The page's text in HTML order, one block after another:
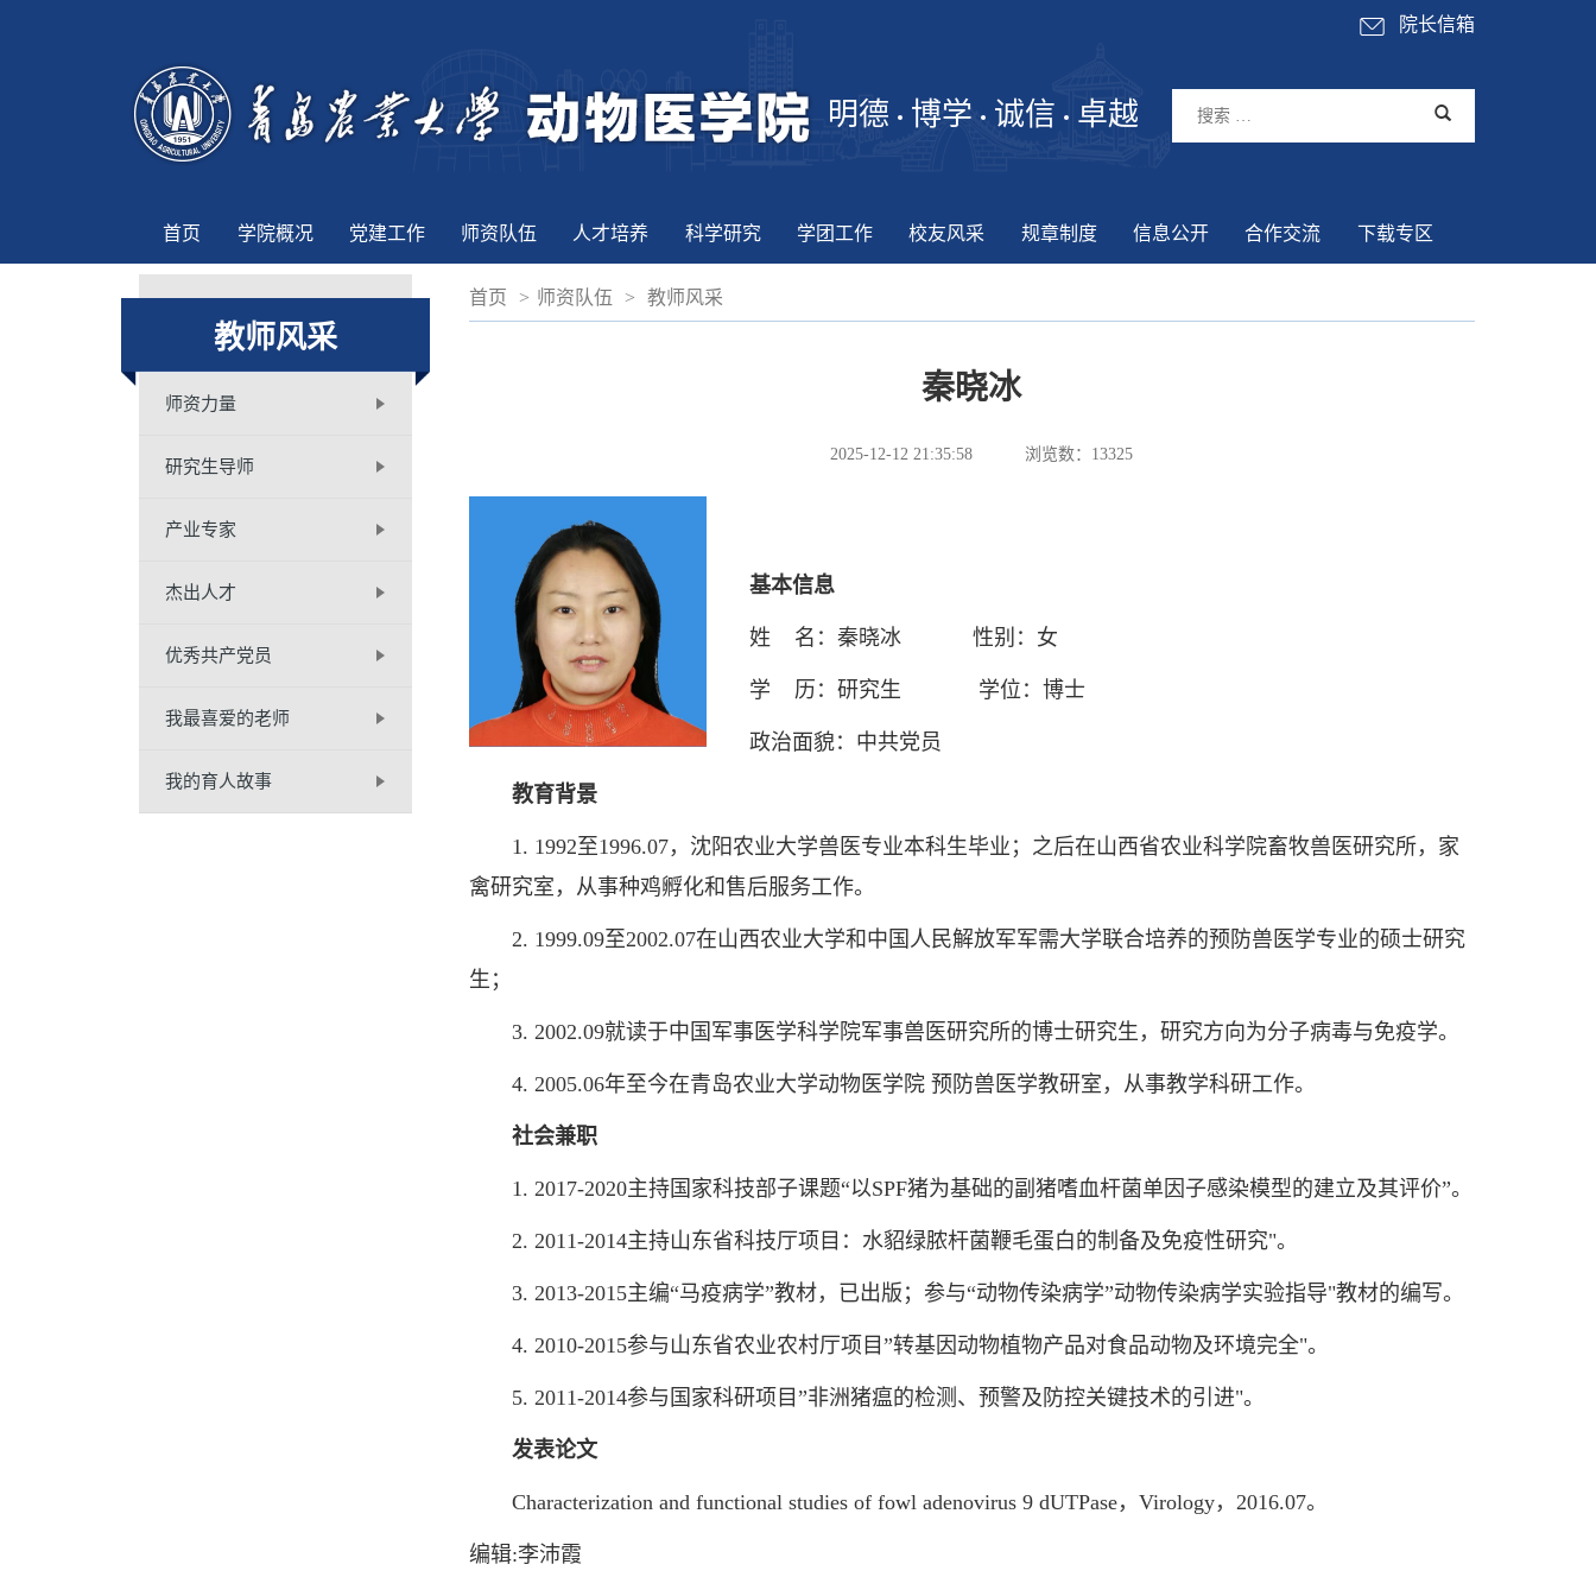
院长信箱
明德 博学 诚信 卓越
首页 学院概况 党建工作 师资队伍 人才培养 科学研究 学团工作 校友风采 规章制度 信息公开 合作交流 下载专区
教师风采
师资力量
研究生导师
产业专家
杰出人才
优秀共产党员
我最喜爱的老师
我的育人故事
首页 > 师资队伍 > 教师风采
秦晓冰
2025-12-12 21:35:58 浏览数： 13325
基本信息
姓 名：秦晓冰 性别：女
学 历：研究生 学位：博士
政治面貌：中共党员
教育背景
1. 1992至1996.07，沈阳农业大学兽医专业本科生毕业；之后在山西省农业科学院畜牧兽医研究所，家
禽研究室，从事种鸡孵化和售后服务工作。
2. 1999.09至2002.07在山西农业大学和中国人民解放军军需大学联合培养的预防兽医学专业的硕士研究
生；
3. 2002.09就读于中国军事医学科学院军事兽医研究所的博士研究生，研究方向为分子病毒与免疫学。
4. 2005.06年至今在青岛农业大学动物医学院 预防兽医学教研室，从事教学科研工作。
社会兼职
1. 2017-2020主持国家科技部子课题“以SPF猪为基础的副猪嗜血杆菌单因子感染模型的建立及其评价”。
2. 2011-2014主持山东省科技厅项目：水貂绿脓杆菌鞭毛蛋白的制备及免疫性研究"。
3. 2013-2015主编“马疫病学”教材，已出版；参与“动物传染病学”动物传染病学实验指导"教材的编写。
4. 2010-2015参与山东省农业农村厅项目”转基因动物植物产品对食品动物及环境完全"。
5. 2011-2014参与国家科研项目”非洲猪瘟的检测、预警及防控关键技术的引进"。
发表论文
Characterization and functional studies of fowl adenovirus 9 dUTPase，Virology，2016.07。
编辑:李沛霞